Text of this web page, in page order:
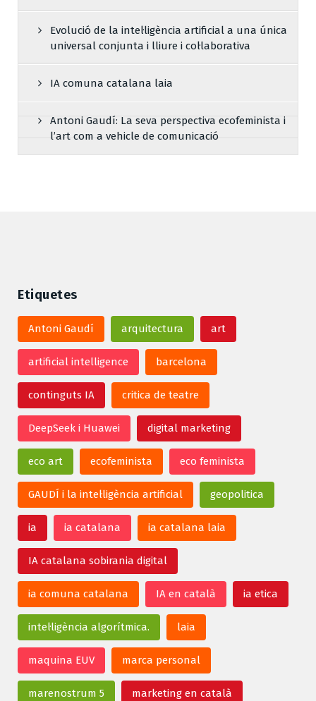
Evolució de la intel·ligència artificial a una única
universal conjunta i lliure i col·laborativa
IA comuna catalana laia
Antoni Gaudí: La seva perspectiva ecofeminista i
l’art com a vehicle de comunicació
Etiquetes
Antoni Gaudí arquitectura art
artificial intelligence barcelona
continguts IA critica de teatre
DeepSeek i Huawei digital marketing
eco art ecofeminista eco feminista
GAUDÍ i la intel·ligència artificial geopolitica
ia ia catalana ia catalana laia
IA catalana sobirania digital
ia comuna catalana IA en català ia etica
intel·ligència algorítmica. laia
maquina EUV marca personal
marenostrum 5 marketing en català